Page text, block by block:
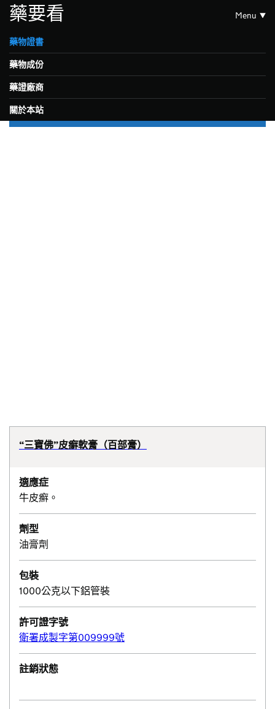
藥要看 Menu
藥物證書
藥物成份
藥證廠商
關於本站
“三寶佛”皮癬軟膏（百部膏）
適應症
牛皮癬。
劑型
油膏劑
包裝
1000公克以下鋁管裝
許可證字號
衛署成製字第009999號
註銷狀態